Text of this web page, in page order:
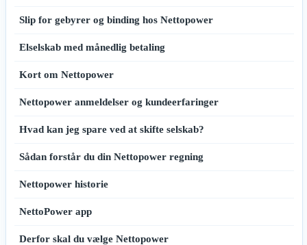
Slip for gebyrer og binding hos Nettopower
Elselskab med månedlig betaling
Kort om Nettopower
Nettopower anmeldelser og kundeerfaringer
Hvad kan jeg spare ved at skifte selskab?
Sådan forstår du din Nettopower regning
Nettopower historie
NettoPower app
Derfor skal du vælge Nettopower